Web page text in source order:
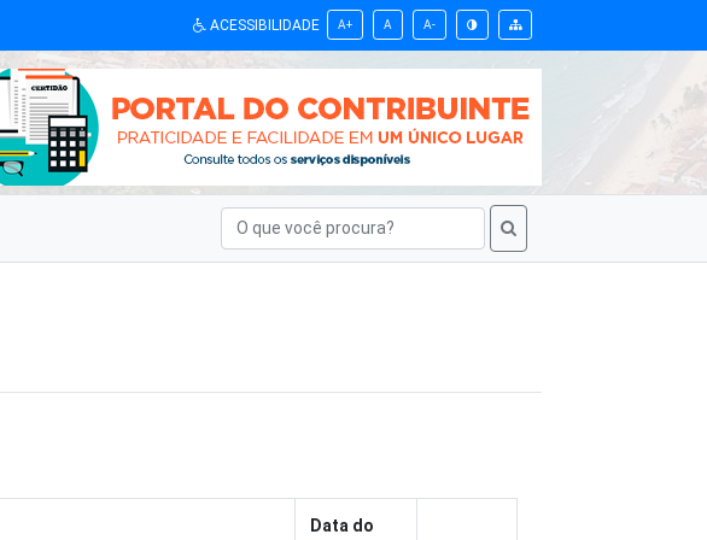
ACESSIBILIDADE A+ A A-
Data do